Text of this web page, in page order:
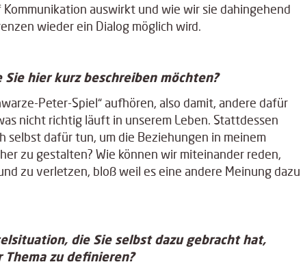
auswirkt und wie wir sie dahingehend
wieder ein Dialog möglich wird.
Sie hier kurz beschreiben möchten?
Peter-Spiel“ aufhören, also damit, andere dafür
nicht richtig läuft in unserem Leben. Stattdessen
selbst dafür tun, um die Beziehungen in meinem
zu gestalten? Wie können wir miteinander reden,
zu verletzen, bloß weil es eine andere Meinung dazu
die Sie selbst dazu gebracht hat,
Thema zu definieren?